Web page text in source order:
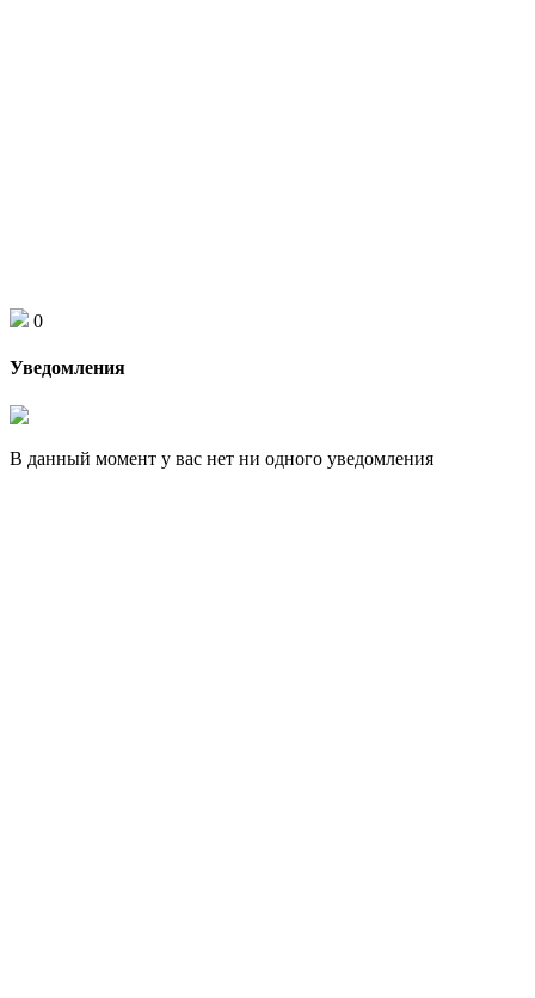
0
Уведомления
В данный момент у вас нет ни одного уведомления